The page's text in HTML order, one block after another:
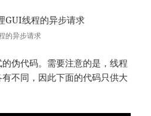
的异步请求
伪代码。需要注意的是，线程
不同，因此下面的代码只供大